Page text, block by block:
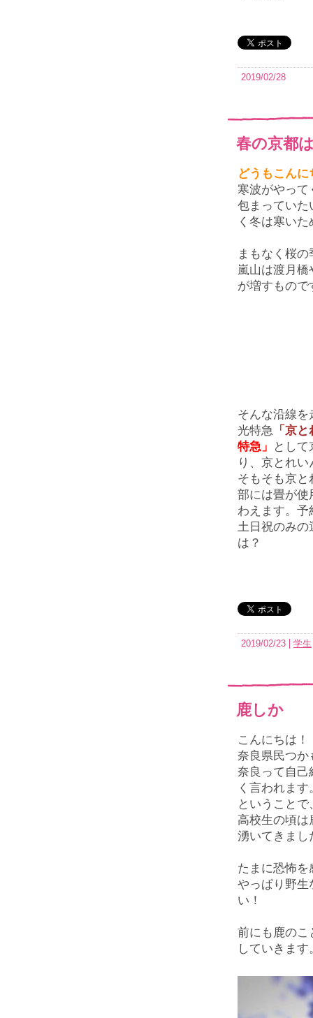
2019/02/28
春の京都
どうもこんに
寒波がやって
包まっていた
く冬は寒い
まもなく桜
嵐山は渡月
が増すもので
そんな沿線
光特急 「京
特急」
とし
り、京とれ
そもそも京
部には畳が使
わえます。予
土日祝のみの
は？
2019/02/23 学生
鹿しか
こんにちは！
奈良県民つか
奈良って自己
く言われます
ということ
高校生の頃は
湧いてきまし
たまに恐怖
やっぱり野生
い！
前にも鹿のこ
していきます